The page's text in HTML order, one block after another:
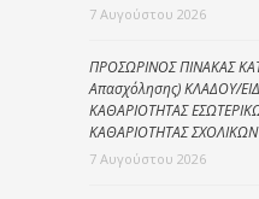
7 Αυγούστου 2026
ΠΡΟΣΩΡΙΝΟΣ ΠΙΝΑΚΑΣ
Απασχόλησης) ΚΛΑΔΟΥ/
ΚΑΘΑΡΙΟΤΗΤΑΣ
ΚΑΘΑΡΙΟΤΗΤΑΣ
7 Αυγούστου 2026